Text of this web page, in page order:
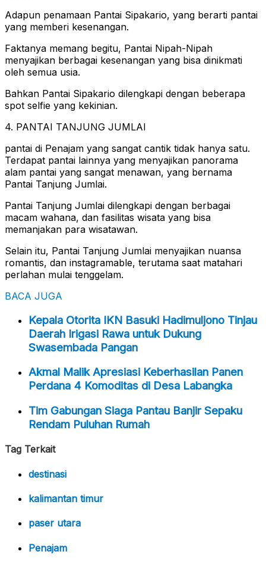
Adapun penamaan Pantai Sipakario, yang berarti pantai
yang memberi kesenangan.
Faktanya memang begitu, Pantai Nipah-Nipah
menyajikan berbagai kesenangan yang bisa dinikmati
oleh semua usia.
Bahkan Pantai Sipakario dilengkapi dengan beberapa
spot selfie yang kekinian.
4. PANTAI TANJUNG JUMLAI
pantai di Penajam yang sangat cantik tidak hanya satu.
Terdapat pantai lainnya yang menyajikan panorama
alam pantai yang sangat menawan, yang bernama
Pantai Tanjung Jumlai.
Pantai Tanjung Jumlai dilengkapi dengan berbagai
macam wahana, dan fasilitas wisata yang bisa
memanjakan para wisatawan.
Selain itu, Pantai Tanjung Jumlai menyajikan nuansa
romantis, dan instagramable, terutama saat matahari
perlahan mulai tenggelam.
BACA JUGA
Kepala Otorita IKN Basuki Hadimuljono Tinjau
Daerah Irigasi Rawa untuk Dukung
Swasembada Pangan
Akmal Malik Apresiasi Keberhasilan Panen
Perdana 4 Komoditas di Desa Labangka
Tim Gabungan Siaga Pantau Banjir Sepaku
Rendam Puluhan Rumah
Tag Terkait
destinasi
kalimantan timur
paser utara
Penajam